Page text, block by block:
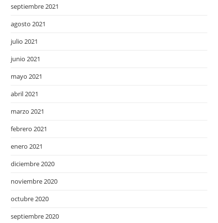
septiembre 2021
agosto 2021
julio 2021
junio 2021
mayo 2021
abril 2021
marzo 2021
febrero 2021
enero 2021
diciembre 2020
noviembre 2020
octubre 2020
septiembre 2020